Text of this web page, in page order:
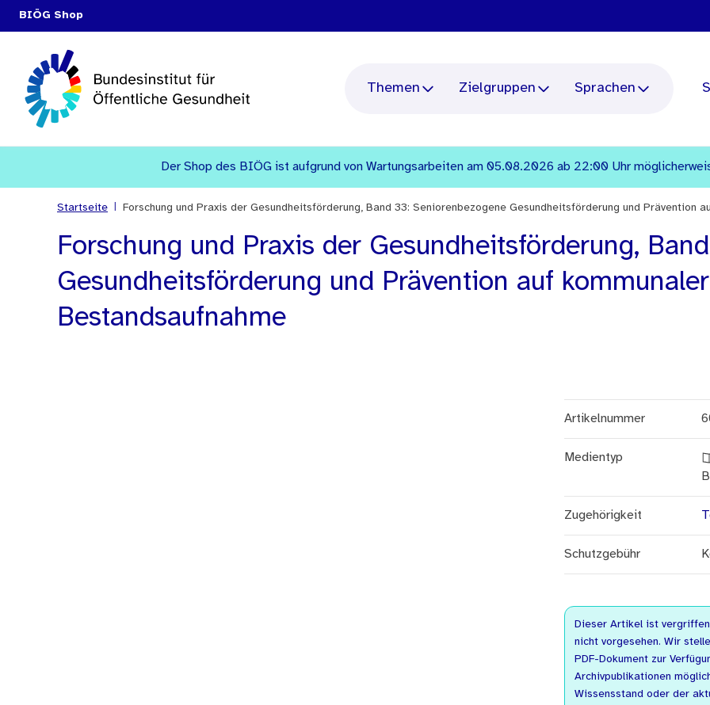
BIÖG Shop
Themen Zielgruppen Sprachen
Der Shop des BIÖG ist aufgrund von Wartungsarbeiten am 05.08.2026 ab 22:00 Uhr
Startseite Forschung und Praxis der Gesundheitsförderung, Band 33: Seniorenbezogene Gesundheitsförderung und Prävention
Forschung und Praxis der Gesundheitsförderung,
Gesundheitsförderung und Prävention auf
Bestandsaufnahme
Artikelnummer
Medientyp
Zugehörigkeit
Schutzgebühr
Dieser Artikel ist
nicht vorgesehen. Wir
PDF-Dokument zur
Archivpublikationen
Wissensstand oder der